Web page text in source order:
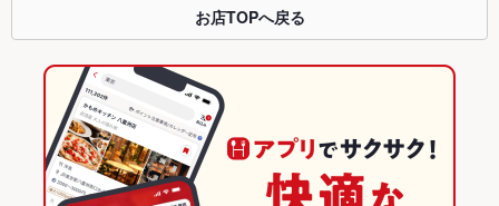
お店TOPへ戻る